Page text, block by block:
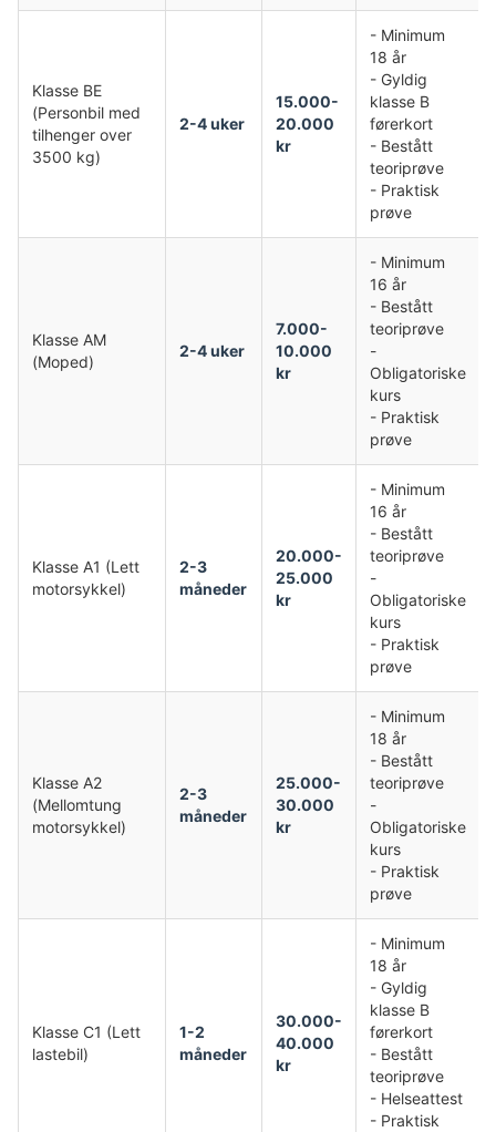
Klasse BE
(Personbil med
tilhenger over
3500 kg)
2-4 uker
15.000-
20.000
kr
- Minimum
18 år
- Gyldig
klasse B
førerkort
- Bestått
teoriprøve
- Praktisk
prøve
Klasse AM
(Moped)
2-4 uker
7.000-
10.000
kr
- Minimum
16 år
- Bestått
teoriprøve
-
Obligatoriske
kurs
- Praktisk
prøve
Klasse A1 (Lett
motorsykkel)
2-3
måneder
20.000-
25.000
kr
- Minimum
16 år
- Bestått
teoriprøve
-
Obligatoriske
kurs
- Praktisk
prøve
Klasse A2
(Mellomtung
motorsykkel)
2-3
måneder
25.000-
30.000
kr
- Minimum
18 år
- Bestått
teoriprøve
-
Obligatoriske
kurs
- Praktisk
prøve
Klasse C1 (Lett
lastebil)
1-2
måneder
30.000-
40.000
kr
- Minimum
18 år
- Gyldig
klasse B
førerkort
- Bestått
teoriprøve
- Helseattest
- Praktisk